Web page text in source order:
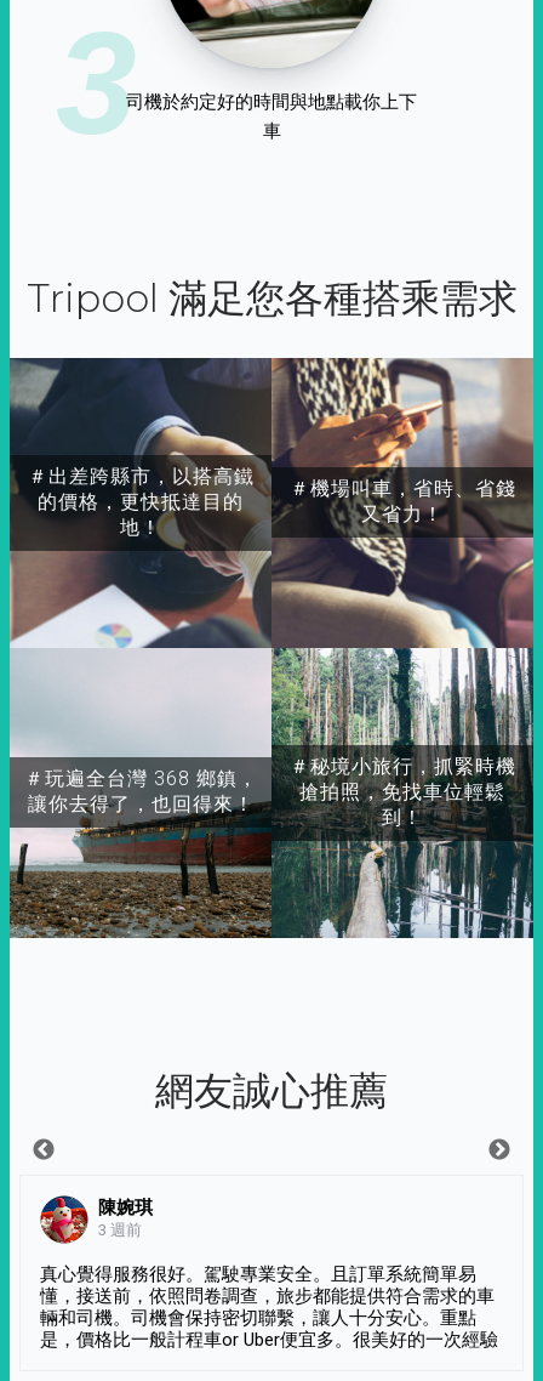
3司機於約定好的時間與地點載你上下
車
Tripool 滿足您各種搭乘需求
＃出差跨縣市，以搭高鐵
的價格，更快抵達目的
地！
＃玩遍全台灣 368 鄉鎮，
讓你去得了，也回得來！
＃秘境小旅行，抓緊時機
搶拍照，免找車位輕鬆
到！
＃機場叫車，省時、省錢
又省力！
網友誠心推薦
陳婉琪
3 週前
真心覺得服務很好。駕駛專業安全。且訂單系統簡單易
懂，接送前，依照問卷調查，旅步都能提供符合需求的車
輛和司機。司機會保持密切聯繫，讓人十分安心。重點
是，價格比一般計程車or Uber便宜多。很美好的一次經驗